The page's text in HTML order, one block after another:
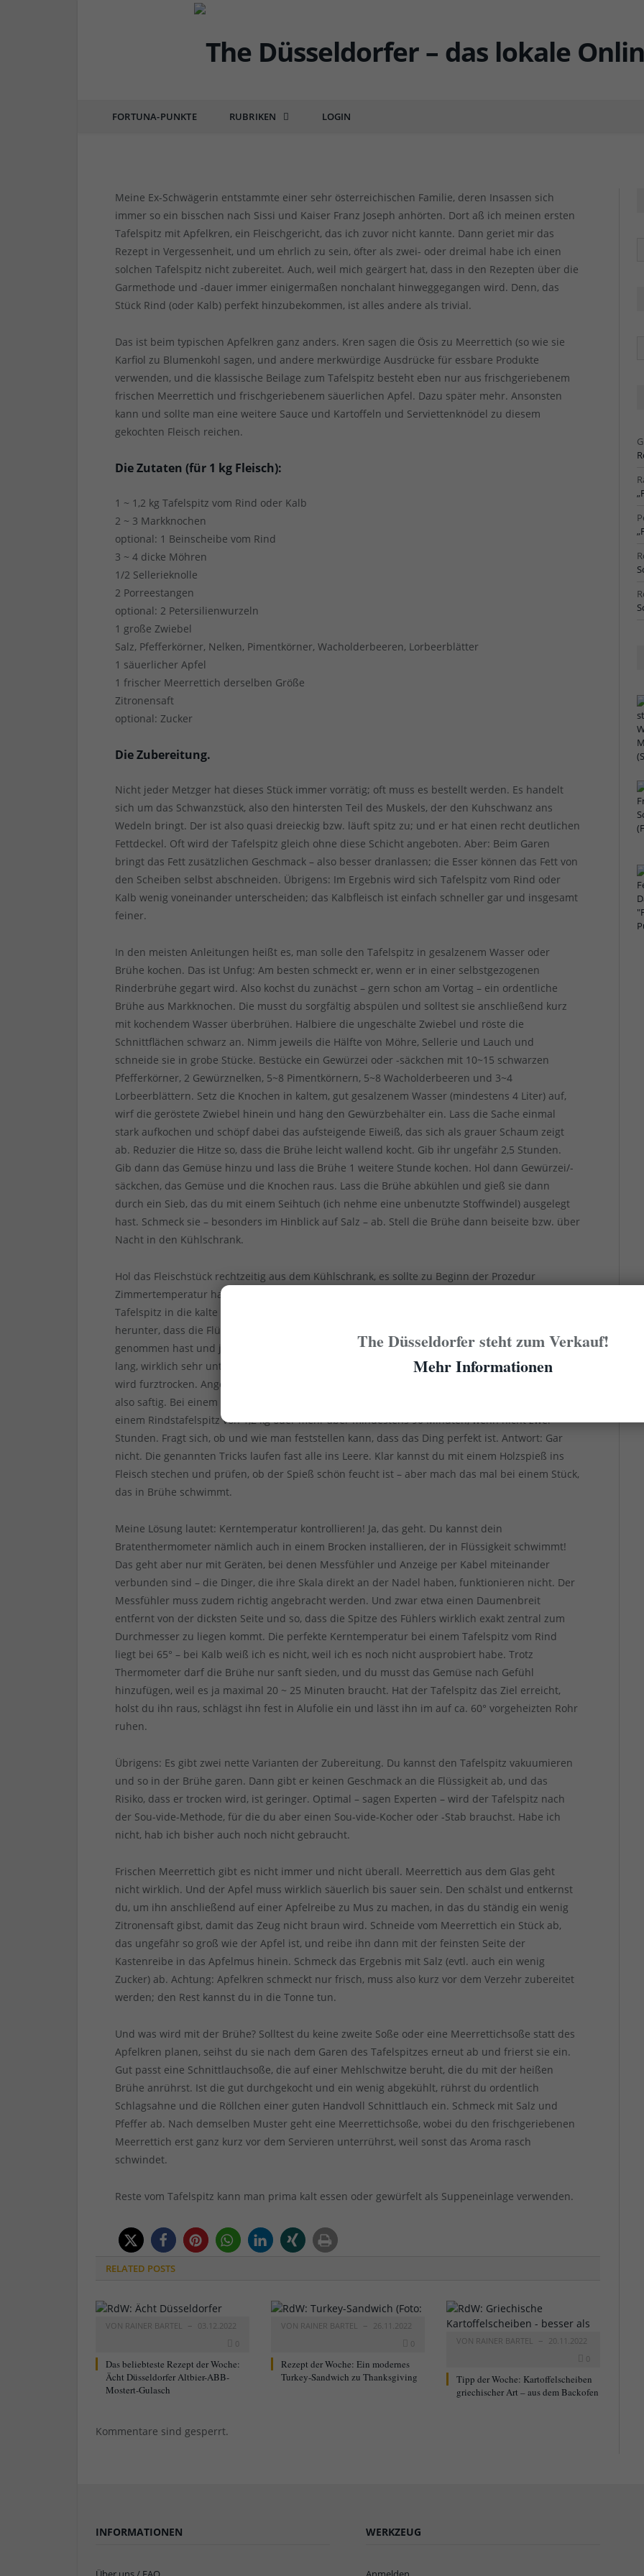
FORTUNA-PUNKTE RUBRIKEN LOGIN
Meine Ex-Schwägerin entstammte einer sehr österreichischen Familie, deren Insassen sich
immer so ein bisschen nach Sissi und Kaiser Franz Joseph anhörten. Dort aß ich meinen ersten
Tafelspitz mit Apfelkren, ein Fleischgericht, das ich zuvor nicht kannte. Dann geriet mir das
Rezept in Vergessenheit, und um ehrlich zu sein, öfter als zwei- oder dreimal habe ich einen
solchen Tafelspitz nicht zubereitet. Auch, weil mich geärgert hat, dass in den Rezepten über die
Garmethode und -dauer immer einigermaßen nonchalant hinweggegangen wird. Denn, das
Stück Rind (oder Kalb) perfekt hinzubekommen, ist alles andere als trivial.
Das ist beim typischen Apfelkren ganz anders. Kren sagen die Ösis zu Meerrettich (so wie sie
Karfiol zu Blumenkohl sagen, und andere merkwürdige Ausdrücke für essbare Produkte
verwenden, und die klassische Beilage zum Tafelspitz besteht eben nur aus frischgeriebenem
frischen Meerrettich und frischgeriebenem säuerlichen Apfel. Dazu später mehr. Ansonsten
kann und sollte man eine weitere Sauce und Kartoffeln und Serviettenknödel zu diesem
gekochten Fleisch reichen.
Die Zutaten (für 1 kg Fleisch):
1 ~ 1,2 kg Tafelspitz vom Rind oder Kalb
2 ~ 3 Markknochen
optional: 1 Beinscheibe vom Rind
3 ~ 4 dicke Möhren
1/2 Sellerieknolle
2 Porreestangen
optional: 2 Petersilienwurzeln
1 große Zwiebel
Salz, Pfefferkörner, Nelken, Pimentkörner, Wacholderbeeren, Lorbeerblätter
1 säuerlicher Apfel
1 frischer Meerrettich derselben Größe
Zitronensaft
optional: Zucker
Die Zubereitung.
Nicht jeder Metzger hat dieses Stück immer vorrätig; oft muss es bestellt werden. Es handelt
sich um das Schwanzstück, also den hintersten Teil des Muskels, der den Kuhschwanz ans
Wedeln bringt. Der ist also quasi dreieckig bzw. läuft spitz zu; und er hat einen recht deutlichen
Fettdeckel. Oft wird der Tafelspitz gleich ohne diese Schicht angeboten. Aber: Beim Garen
bringt das Fett zusätzlichen Geschmack – also besser dranlassen; die Esser können das Fett von
den Scheiben selbst abschneiden. Übrigens: Im Ergebnis wird sich Tafelspitz vom Rind oder
Kalb wenig voneinander unterscheiden; das Kalbfleisch ist einfach schneller gar und insgesamt
feiner.
In den meisten Anleitungen heißt es, man solle den Tafelspitz in gesalzenem Wasser oder
Brühe kochen. Das ist Unfug: Am besten schmeckt er, wenn er in einer selbstgezogenen
Rinderbrühe gegart wird. Also kochst du zunächst – gern schon am Vortag – ein ordentliche
Brühe aus Markknochen. Die musst du sorgfältig abspülen und solltest sie anschließend kurz
mit kochendem Wasser überbrühen. Halbiere die ungeschälte Zwiebel und röste die
Schnittflächen schwarz an. Nimm jeweils die Hälfte von Möhre, Sellerie und Lauch und
schneide sie in grobe Stücke. Bestücke ein Gewürzei oder -säckchen mit 10~15 schwarzen
Pfefferkörner, 2 Gewürznelken, 5~8 Pimentkörnern, 5~8 Wacholderbeeren und 3~4
Lorbeerblättern. Setz die Knochen in kaltem, gut gesalzenem Wasser (mindestens 4 Liter) auf,
wirf die geröstete Zwiebel hinein und häng den Gewürzbehälter ein. Lass die Sache einmal
stark aufkochen und schöpf dabei das aufsteigende Eiweiß, das sich als grauer Schaum zeigt
ab. Reduzier die Hitze so, dass die Brühe leicht wallend kocht. Gib ihr ungefähr 2,5 Stunden.
Gib dann das Gemüse hinzu und lass die Brühe 1 weitere Stunde kochen. Hol dann Gewürzei/-
säckchen, das Gemüse und die Knochen raus. Lass die Brühe abkühlen und gieß sie dann
durch ein Sieb, das du mit einem Seihtuch (ich nehme eine unbenutzte Stoffwindel) ausgelegt
hast. Schmeck sie – besonders im Hinblick auf Salz – ab. Stell die Brühe dann beiseite bzw. über
Nacht in den Kühlschrank.
Hol das Fleischstück rechtzeitig aus dem Kühlschrank, es sollte zu Beginn der Prozedur
Zimmertemperatur haben. Schneide das restliche Gemüse und servierbereite Stücke. Leg den
Tafelspitz in die kalte Brühe und lass beides einmal stark aufkochen. Dreh dann die Hitze so
herunter, dass die Flüssigkeit sanft siedet. Und jetzt kommt’s: Je nachdem, ob du Rind oder Kalb
genommen hast und je nach der dicksten Stelle des Stücks dauert das Garen unterschiedlich
lang, wirklich sehr unterschiedlich. Ein übergarter Tafelspitz sieht nicht nur mies aus, sondern
wird furztrocken. Angestrebt wird, dass der Kern (wie bei einem Steak medium rare) rosa bleibt,
also saftig. Bei einem 1-kg-Kalbsstück wird das schon in knapp über einer Stunde so sein, bei
einem Rindstafelspitz von 1,2 kg oder mehr aber mindestens 90 Minuten, wenn nicht zwei
Stunden. Fragt sich, ob und wie man feststellen kann, dass das Ding perfekt ist. Antwort: Gar
nicht. Die genannten Tricks laufen fast alle ins Leere. Klar kannst du mit einem Holzspieß ins
Fleisch stechen und prüfen, ob der Spieß schön feucht ist – aber mach das mal bei einem Stück,
das in Brühe schwimmt.
Meine Lösung lautet: Kerntemperatur kontrollieren! Ja, das geht. Du kannst dein
Bratenthermometer nämlich auch in einem Brocken installieren, der in Flüssigkeit schwimmt!
Das geht aber nur mit Geräten, bei denen Messfühler und Anzeige per Kabel miteinander
verbunden sind – die Dinger, die ihre Skala direkt an der Nadel haben, funktionieren nicht. Der
Messfühler muss zudem richtig angebracht werden. Und zwar etwa einen Daumenbreit
entfernt von der dicksten Seite und so, dass die Spitze des Fühlers wirklich exakt zentral zum
Durchmesser zu liegen kommt. Die perfekte Kerntemperatur bei einem Tafelspitz vom Rind
liegt bei 65° – bei Kalb weiß ich es nicht, weil ich es noch nicht ausprobiert habe. Trotz
Thermometer darf die Brühe nur sanft sieden, und du musst das Gemüse nach Gefühl
hinzufügen, weil es ja maximal 20 ~ 25 Minuten braucht. Hat der Tafelspitz das Ziel erreicht,
holst du ihn raus, schlägst ihn fest in Alufolie ein und lässt ihn im auf ca. 60° vorgeheizten Rohr
ruhen.
Übrigens: Es gibt zwei nette Varianten der Zubereitung. Du kannst den Tafelspitz vakuumieren
und so in der Brühe garen. Dann gibt er keinen Geschmack an die Flüssigkeit ab, und das
Risiko, dass er trocken wird, ist geringer. Optimal – sagen Experten – wird der Tafelspitz nach
der Sou-vide-Methode, für die du aber einen Sou-vide-Kocher oder -Stab brauchst. Habe ich
nicht, hab ich bisher auch noch nicht gebraucht.
Frischen Meerrettich gibt es nicht immer und nicht überall. Meerrettich aus dem Glas geht
nicht wirklich. Und der Apfel muss wirklich säuerlich bis sauer sein. Den schälst und entkernst
du, um ihn anschließend auf einer Apfelreibe zu Mus zu machen, in das du ständig ein wenig
Zitronensaft gibst, damit das Zeug nicht braun wird. Schneide vom Meerrettich ein Stück ab,
das ungefähr so groß wie der Apfel ist, und reibe ihn dann mit der feinsten Seite der
Kastenreibe in das Apfelmus hinein. Schmeck das Ergebnis mit Salz (evtl. auch ein wenig
Zucker) ab. Achtung: Apfelkren schmeckt nur frisch, muss also kurz vor dem Verzehr zubereitet
werden; den Rest kannst du in die Tonne tun.
Und was wird mit der Brühe? Solltest du keine zweite Soße oder eine Meerrettichsoße statt des
Apfelkren planen, seihst du sie nach dem Garen des Tafelspitzes erneut ab und frierst sie ein.
Gut passt eine Schnittlauchsoße, die auf einer Mehlschwitze beruht, die du mit der heißen
Brühe anrührst. Ist die gut durchgekocht und ein wenig abgekühlt, rührst du ordentlich
Schlagsahne und die Röllchen einer guten Handvoll Schnittlauch ein. Schmeck mit Salz und
Pfeffer ab. Nach demselben Muster geht eine Meerrettichsoße, wobei du den frischgeriebenen
Meerrettich erst ganz kurz vor dem Servieren unterrührst, weil sonst das Aroma rasch
schwindet.
Reste vom Tafelspitz kann man prima kalt essen oder gewürfelt als Suppeneinlage verwenden.
RELATED POSTS
VON RAINER BARTEL
03.12.2022
0
Das beliebteste Rezept der Woche:
Ächt Düsseldorfer Altbier-ABB-
Mostert-Gulasch
VON RAINER BARTEL
26.11.2022
0
Rezept der Woche: Ein modernes
Turkey-Sandwich zu Thanksgiving
VON RAINER BARTEL
20.11.2022
0
Tipp der Woche: Kartoffelscheiben
griechischer Art – aus dem Backofen
Kommentare sind gesperrt.
INFORMATIONEN WERKZEUG
The Düsseldorfer steht zum Verkauf!
Mehr Informationen